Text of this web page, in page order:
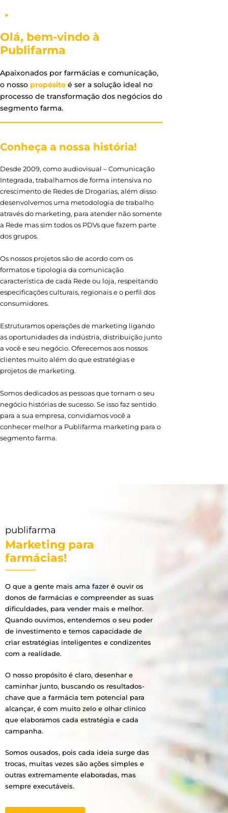
Olá, bem-vindo à
Publifarma
Apaixonados por farmácias e comunicação,
o nosso propósito é ser a solução ideal no
processo de transformação dos negócios do
segmento farma.
Conheça a nossa história!
Desde 2009, como audiovisual – Comunicação
Integrada, trabalhamos de forma intensiva no
crescimento de Redes de Drogarias, além disso
desenvolvemos uma metodologia de trabalho
através do marketing, para atender não somente
a Rede mas sim todos os PDVs que fazem parte
dos grupos.
Os nossos projetos são de acordo com os
formatos e tipologia da comunicação
característica de cada Rede ou loja, respeitando
especificações culturais, regionais e o perfil dos
consumidores.
Estruturamos operações de marketing ligando
as oportunidades da indústria, distribuição junto
a você e seu negócio. Oferecemos aos nossos
clientes muito além do que estratégias e
projetos de marketing.
Somos dedicados as pessoas que tornam o seu
negócio histórias de sucesso. Se isso faz sentido
para a sua empresa, convidamos você a
conhecer melhor a Publifarma marketing para o
segmento farma.
publifarma
Marketing para
farmácias!
O que a gente mais ama fazer é ouvir os
donos de farmácias e compreender as suas
dificuldades, para vender mais e melhor.
Quando ouvimos, entendemos o seu poder
de investimento e temos capacidade de
criar estratégias inteligentes e condizentes
com a realidade.
O nosso propósito é claro, desenhar e
caminhar junto, buscando os resultados-
chave que a farmácia tem potencial para
alcançar, é com muito zelo e olhar clínico
que elaboramos cada estratégia e cada
campanha.
Somos ousados, pois cada ideia surge das
trocas, muitas vezes são ações simples e
outras extremamente elaboradas, mas
sempre executáveis.